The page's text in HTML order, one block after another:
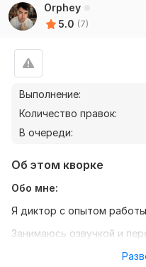
Orphey
5.0 (7)
Выполнение:
Количество правок:
В очереди:
Об этом кворке
Обо мне:
Я диктор с опытом
Занимаюсь озвучкой и